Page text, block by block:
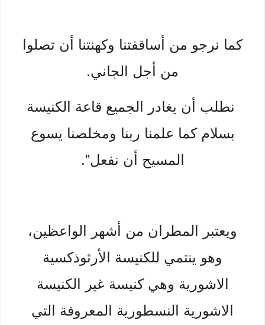
كما نرجو من أساقفتنا وكهنتنا أن تصلوا
من أجل الجاني.
نطلب أن يغادر الجميع قاعة الكنيسة
بسلام كما علمنا ربنا ومخلصنا يسوع
المسيح أن نفعل”.
ويعتبر المطران من أشهر الواعظين،
وهو ينتمي للكنيسة الأرثوذكسية
الاشورية وهي كنيسة غير الكنيسة
الاشورية النسطورية المعروفة التي